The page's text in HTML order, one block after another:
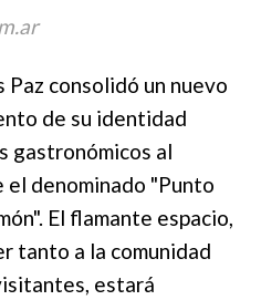
Paz consolidó un nuevo
de su identidad
gastronómicos al
denominado "Punto
El flamante espacio,
tanto a la comunidad
estará